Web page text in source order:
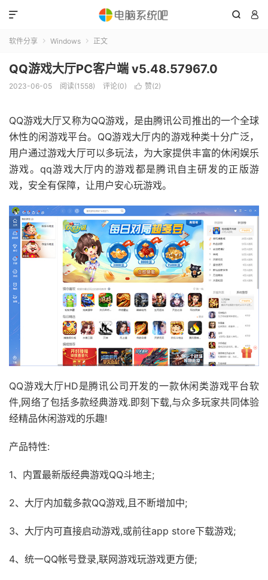
 

软件分享  Windows  正文
QQ游戏大厅PC客户端 v5.48.57967.0
2023-06-05 阅读(1558) 评论(0)  赞(2)
QQ游戏大厅又称为QQ游戏，是由腾讯公司推出的一个全球
休性的闲游戏平台。QQ游戏大厅内的游戏种类十分广泛，
用户通过游戏大厅可以多玩法，为大家提供丰富的休闲娱乐
游戏。qq游戏大厅内的游戏都是腾讯自主研发的正版游
戏，安全有保障，让用户安心玩游戏。
QQ游戏大厅HD是腾讯公司开发的一款休闲类游戏平台软
件,网络了包括多款经典游戏.即刻下载,与众多玩家共同体验
经精品休闲游戏的乐趣!
产品特性:
1、内置最新版经典游戏QQ斗地主;
2、大厅内加载多款QQ游戏,且不断增加中;
3、大厅内可直接启动游戏,或前往app store下载游戏;
4、统一QQ帐号登录,联网游戏玩游戏更方便;